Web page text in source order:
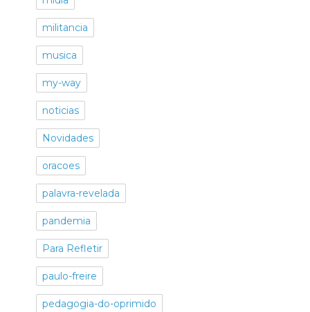
militancia
musica
my-way
noticias
Novidades
oracoes
palavra-revelada
pandemia
Para Refletir
paulo-freire
pedagogia-do-oprimido